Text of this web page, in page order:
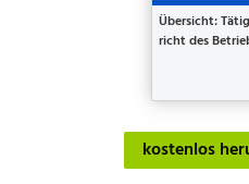
Über­sicht:
richt des
kostenlos